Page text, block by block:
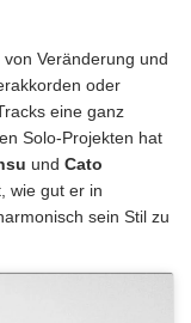
Veränderung und
oder
eine ganz
Solo-Projekten hat
und Cato
wie gut er in
sein Stil zu